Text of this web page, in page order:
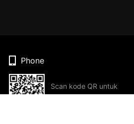
Phone
Scan kode QR untuk
mengunduh sekarang!